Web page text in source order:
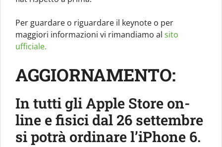
Per guardare o riguardare il keynote o per
maggiori informazioni vi rimandiamo al sito
ufficiale.
AGGIORNAMENTO:
In tutti gli Apple Store on-
line e fisici dal 26 settembre
si potrà ordinare l’iPhone 6.